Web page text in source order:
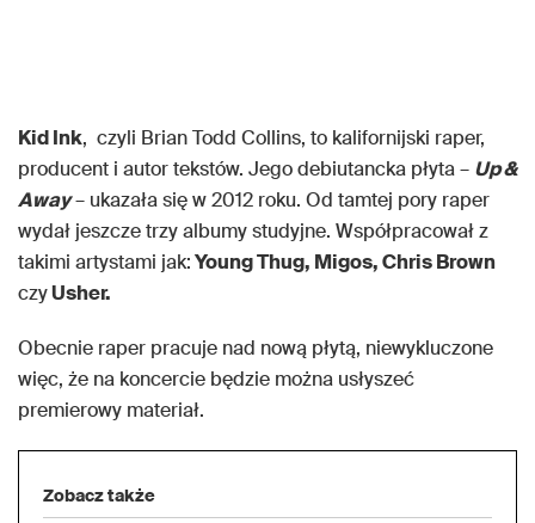
Kid Ink, czyli Brian Todd Collins, to kalifornijski raper,
producent i autor tekstów. Jego debiutancka płyta – Up &
Away– ukazała się w 2012 roku. Od tamtej pory raper
wydał jeszcze trzy albumy studyjne. Współpracował z
takimi artystami jak:Young Thug, Migos, Chris Brown
czyUsher.
Obecnie raper pracuje nad nową płytą, niewykluczone
więc, że na koncercie będzie można usłyszeć
premierowy materiał.
Zobacz także